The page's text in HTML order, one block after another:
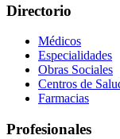
Directorio
Médicos
Especialidades
Obras Sociales
Centros de
Farmacias
Profesionales